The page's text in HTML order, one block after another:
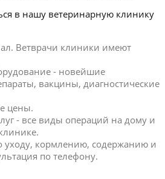
в нашу ветеринарную клинику
Ветврачи клиники имеют
- новейшие
вакцины, диагностические
цены.
- все виды операций на дому и
уходу, кормлению, содержанию и
по телефону.